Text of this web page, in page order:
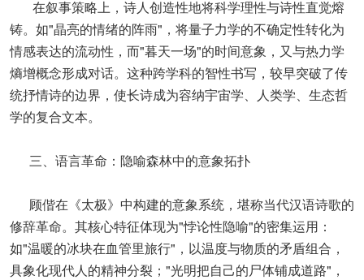
在叙事策略上，诗人创造性地将科学理性与诗性直觉熔
铸。如"晶亮的情绪的阵雨"，将量子力学的不确定性转化为
情感表达的流动性，而"暮天一场"的时间意象，又与热力学
熵增概念形成对话。这种跨学科的智性书写，较早突破了传
统抒情诗的边界，使长诗成为容纳宇宙学、人类学、生态哲
学的复合文本。
三、语言革命：隐喻森林中的意象拓扑
顾偕在《太极》中构建的意象系统，堪称当代汉语诗歌的
修辞革命。其核心特征体现为"悖论性隐喻"的密集运用：
如"温暖的冰块在血管里旅行"，以温度与物质的矛盾组合，
具象化现代人的精神分裂；"光明把自己的尸体铺成道路"，